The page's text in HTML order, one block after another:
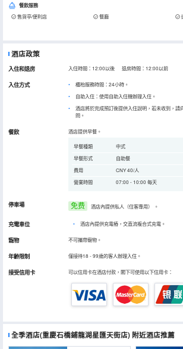
餐飲服務
售貨亭/便利店 餐廳
酒店政策
入住和退房 入住時間：12:00以後 退房時間：12:00以前
入住方式
櫃枱服務時間：24小時。
自助入住：使用自助入住機辦理入住。
酒店將於完成預訂後提供入住說明，若未收到，請
問。
餐飲 酒店提供早餐。
早餐種類
中式
早餐形式
自助餐
費用
CNY 40/人
營業時間
07:00 - 10:00 每天
停車場 免费 酒店內提供私人（住客專用） 。
充電車位 • 酒店內提供充電樁，交直流複合式充電。
寵物 不可攜帶寵物。
年齡限制 僅接待18 - 99歲的客人辦理入住。
接受信用卡 可以信用卡在酒店付款，閣下可使用以下信用卡：
全季酒店(重慶石橋鋪龍湖星匯天街店) 附近酒店推薦